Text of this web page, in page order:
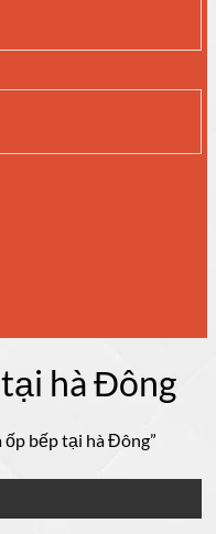
hà Đông
bếp tại hà Đông”